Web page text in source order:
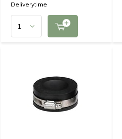
Deliverytime